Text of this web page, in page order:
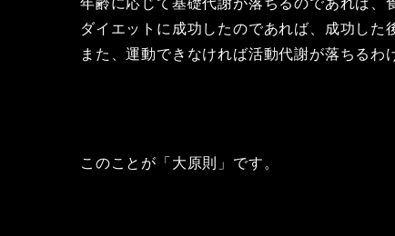
年齢に応じて基礎代謝が落ちるのであれば、
ダイエットに成功したのであれば、成功した
また、運動できなければ活動代謝が落ちるわ
このことが「大原則」です。